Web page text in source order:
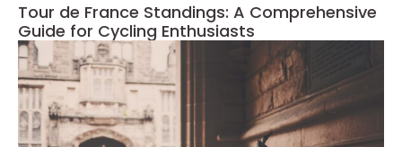
Tour de France Standings: A Comprehensive
Guide for Cycling Enthusiasts